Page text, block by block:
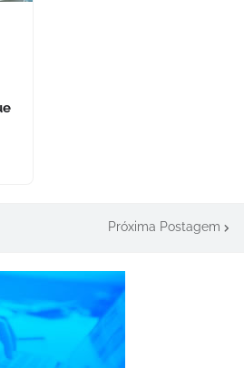
Próxima Postagem